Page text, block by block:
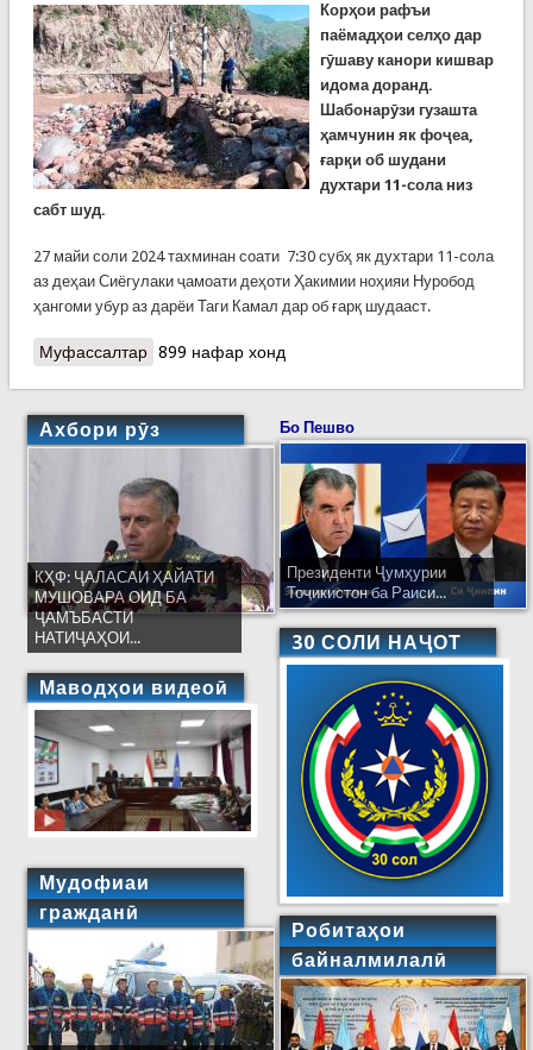
Корҳои рафъи
паёмадҳои селҳо дар
гӯшаву канори кишвар
идома доранд.
Шабонарӯзи гузашта
ҳамчунин як фоҷеа,
ғарқи об шудани
духтари 11-сола низ
сабт шуд.
27 майи соли 2024 тахминан соати 7:30 субҳ як духтари 11-сола
аз деҳаи Сиёгулаки ҷамоати деҳоти Ҳакимии ноҳияи Нуробод
ҳангоми убур аз дарёи Таги Камал дар об ғарқ шудааст.
Муфассалтаро Ҳалокати як духтари 11-сола дар Нуробод.
899 нафар хонд
Ахбори рӯз
КҲФ: ҶАЛАСАИ ҲАЙАТИ
МУШОВАРА ОИД БА
ҶАМЪБАСТИ
НАТИҶАҲОИ...
Маводҳои видеоӣ
Мудофиаи
гражданӣ
Бо Пешво
Президенти Ҷумҳурии
Тоҷикистон ба Раиси...
30 СОЛИ НАҶОТ
Робитаҳои
байналмилалӣ